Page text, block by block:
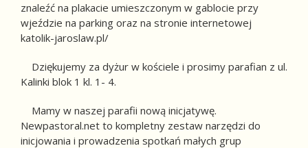
znaleźć na plakacie umieszczonym w gablocie przy
wjeździe na parking oraz na stronie internetowej
katolik-jaroslaw.pl/
Dziękujemy za dyżur w kościele i prosimy parafian z ul.
Kalinki blok 1 kl. 1- 4.
Mamy w naszej parafii nową inicjatywę.
Newpastoral.net to kompletny zestaw narzędzi do
inicjowania i prowadzenia spotkań małych grup